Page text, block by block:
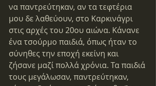
να παντρεύτηκαν, αν τα τεφτέρια
μου δε λαθεύουν, στο Καρκινάγρι
στις αρχές του 20ου αιώνα. Κάνανε
ένα τσούρμο παιδιά, όπως ήταν το
σύνηθες την εποχή εκείνη και
ζήσανε μαζί πολλά χρόνια. Τα παιδιά
τους μεγάλωσαν, παντρεύτηκαν,